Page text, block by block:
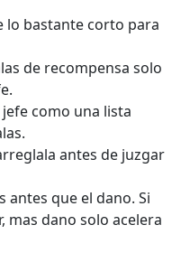
lo bastante corto para
de recompensa solo
como una lista
antes de juzgar
antes que el dano. Si
mas dano solo acelera